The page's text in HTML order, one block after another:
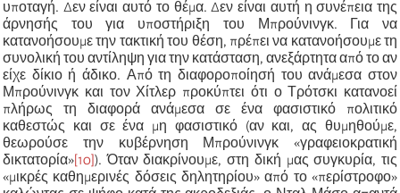
υποταγή. Δεν είναι αυτό το θέμα. Δεν είναι αυτή η συνέπεια της
άρνησής του για υποστήριξη του Μπρούνινγκ. Για να
κατανοήσουμε την τακτική του θέση, πρέπει να κατανοήσουμε τη
συνολική του αντίληψη για την κατάσταση, ανεξάρτητα από το αν
είχε δίκιο ή άδικο. Από τη διαφοροποίησή του ανάμεσα στον
Μπρούνινγκ και τον Χίτλερ προκύπτει ότι ο Τρότσκι κατανοεί
πλήρως τη διαφορά ανάμεσα σε ένα φασιστικό πολιτικό
καθεστώς και σε ένα μη φασιστικό (αν και, ας θυμηθούμε,
θεωρούσε την κυβέρνηση Μπρούνινγκ «γραφειοκρατική
δικτατορία»[10]). Όταν διακρίνουμε, στη δική μας συγκυρία, τις
«μικρές καθημερινές δόσεις δηλητηρίου» από το «περίστροφο»